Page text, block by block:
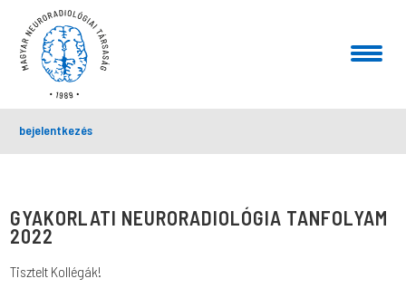
bejelentkezés
GYAKORLATI NEURORADIOLÓGIA TANFOLYAM
2022
Tisztelt Kollégák!